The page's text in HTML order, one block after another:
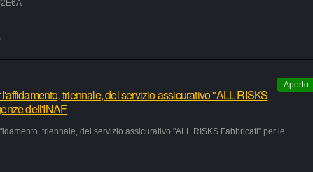
Aperto
triennale, del servizio assicurativo "ALL RISKS
dell'INAF
triennale, del servizio assicurativo "ALL RISKS Fabbricati" per le